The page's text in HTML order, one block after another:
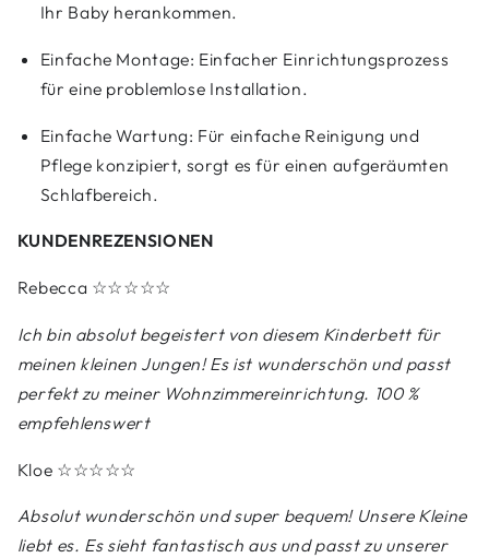
Ihr Baby herankommen.
Einfache Montage: Einfacher Einrichtungsprozess
für eine problemlose Installation.
Einfache Wartung: Für einfache Reinigung und
Pflege konzipiert, sorgt es für einen aufgeräumten
Schlafbereich.
KUNDENREZENSIONEN
Rebecca ☆☆☆☆☆
Ich bin absolut begeistert von diesem Kinderbett für
meinen kleinen Jungen! Es ist wunderschön und passt
perfekt zu meiner Wohnzimmereinrichtung. 100 %
empfehlenswert
Kloe ☆☆☆☆☆
Absolut wunderschön und super bequem! Unsere Kleine
liebt es. Es sieht fantastisch aus und passt zu unserer